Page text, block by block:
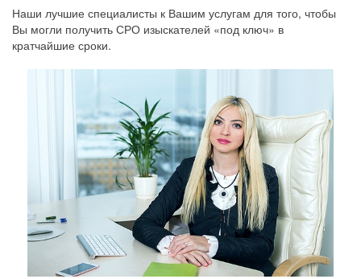
Наши лучшие специалисты к Вашим услугам для того, чтобы
Вы могли получить СРО изыскателей «под ключ» в
кратчайшие сроки.